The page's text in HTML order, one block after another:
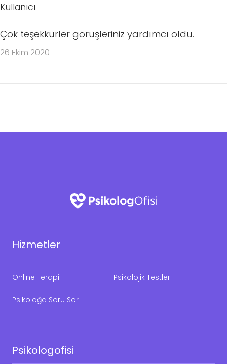
Kullanıcı
Çok teşekkürler görüşleriniz yardımcı oldu.
26 Ekim 2020
Hizmetler
Online Terapi Psikolojik Testler
Psikoloğa Soru Sor
Psikologofisi